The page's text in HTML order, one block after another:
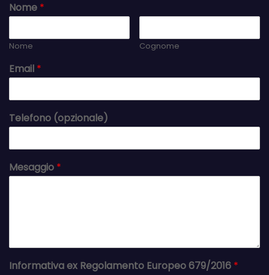
Nome *
Nome Cognome
Email *
Telefono (opzionale)
Mesaggio *
Informativa ex Regolamento Europeo 679/2016 *